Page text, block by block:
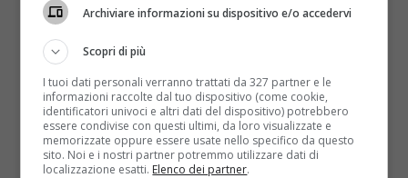
Fitness
Archiviare informazioni su dispositivo e/o accedervi
Scopri di più
I tuoi dati personali verranno trattati da 327 partner e le
informazioni raccolte dal tuo dispositivo (come cookie,
identificatori univoci e altri dati del dispositivo) potrebbero
essere condivise con questi ultimi, da loro visualizzate e
memorizzate oppure essere usate nello specifico da questo
sito. Noi e i nostri partner potremmo utilizzare dati di
localizzazione esatti. Elenco dei partner.